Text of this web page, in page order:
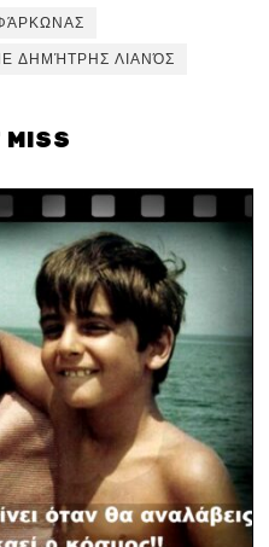
ΔΗΜΉΤΡΗΣ ΛΙΑΝΌΣ
MISS